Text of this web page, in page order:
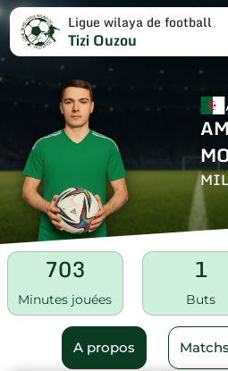
Ligue wilaya de football
Tizi Ouzou
703
Minutes jouées
1
Buts
A propos Matchs